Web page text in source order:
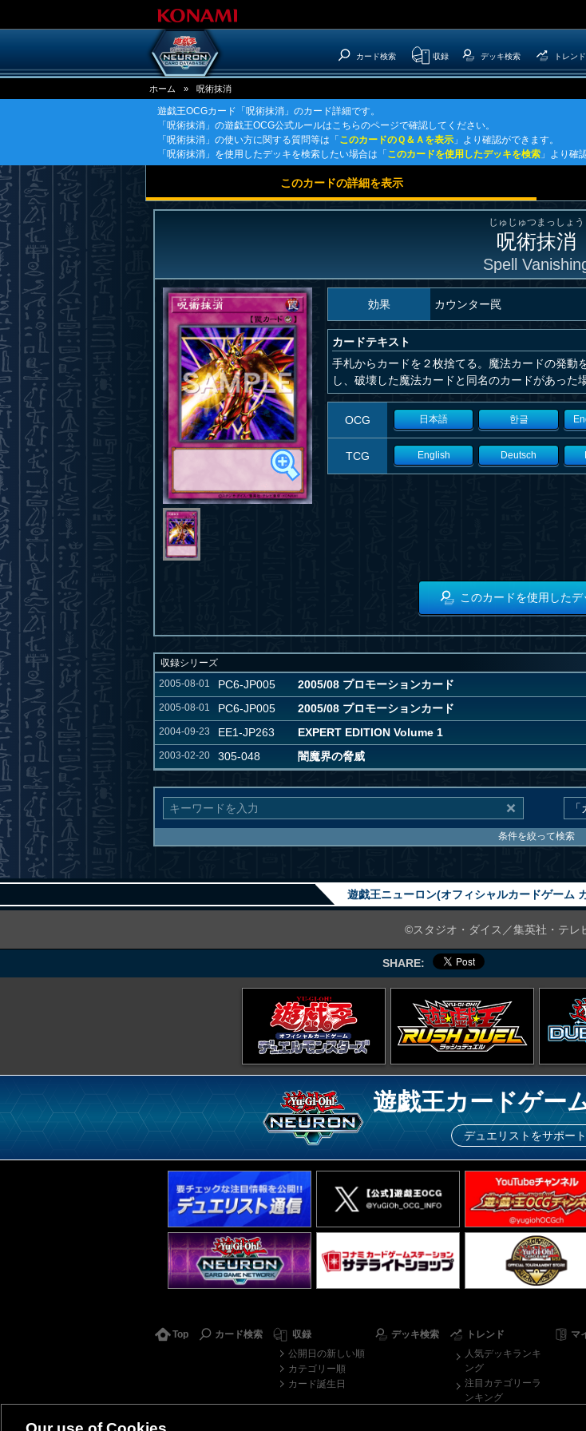
カード検索 収録 デッキ検索 トレンド
ホーム » 呪術抹消
遊戯王OCGカード「呪術抹消」のカード詳細です。
「呪術抹消」の遊戯王OCG公式ルールはこちらのページで確認してください。
「呪術抹消」の使い方に関する質問等は「 このカードのＱ＆Ａを表示 」より確認ができます。
「呪術抹消」を使用したデッキを検索したい場合は「 このカードを使用したデッキを検索 」より確
このカードの詳細を表示
じゅじゅつまっしょう
呪術抹消
Spell
効果 カウンター罠
カードテキスト
手札からカードを２枚捨てる。魔法カードの発動
し、破壊した魔法カードと同名のカードがあった
OCG 日本語 한글
TCG English Deutsch
このカードを使用した
収録シリーズ
2005-08-01
PC6-JP005 2005/08 プロモーションカード
2005-08-01 PC6-JP005 2005/08 プロモーションカード
2004-09-23 EE1-JP263 EXPERT EDITION Volume 1
2003-02-20 305-048 闇魔界の脅威
条件を絞って検索
遊戯王ニューロン(オフィシャルカードゲーム
©スタジオ・ダイス／集英社・テレ
SHARE:
遊戯王カードゲー
デュエリストをサポー
Top カード検索
収録
公開日の新しい順
カテゴリー順
カード誕生日
デッキ検索
トレンド
人気デッキランキ
ング
注目カテゴリーラ
ンキング
マ